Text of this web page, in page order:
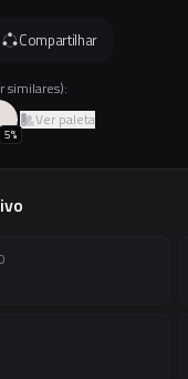
Compartilhar
similares):
5%
Ver paleta